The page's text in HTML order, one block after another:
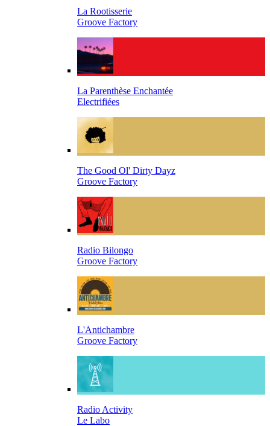
La Rootisserie
Groove Factory
La Parenthèse Enchantée
Electrifiées
The Good Ol' Dirty Dayz
Groove Factory
Radio Bilongo
Groove Factory
L'Antichambre
Groove Factory
Radio Activity
Le Labo